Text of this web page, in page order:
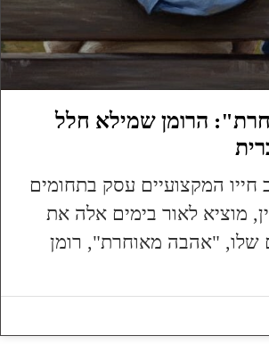
הרומן שמילא חלל
חייו המקצועיים עסק בתחומים
מוציא לאור בימים אלה את
שלו, "אהבה מאוחרת", רומן